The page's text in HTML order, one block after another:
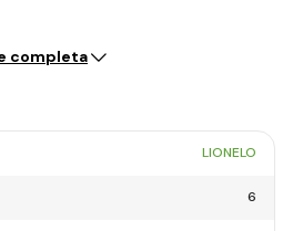
completa
LIONELO
6